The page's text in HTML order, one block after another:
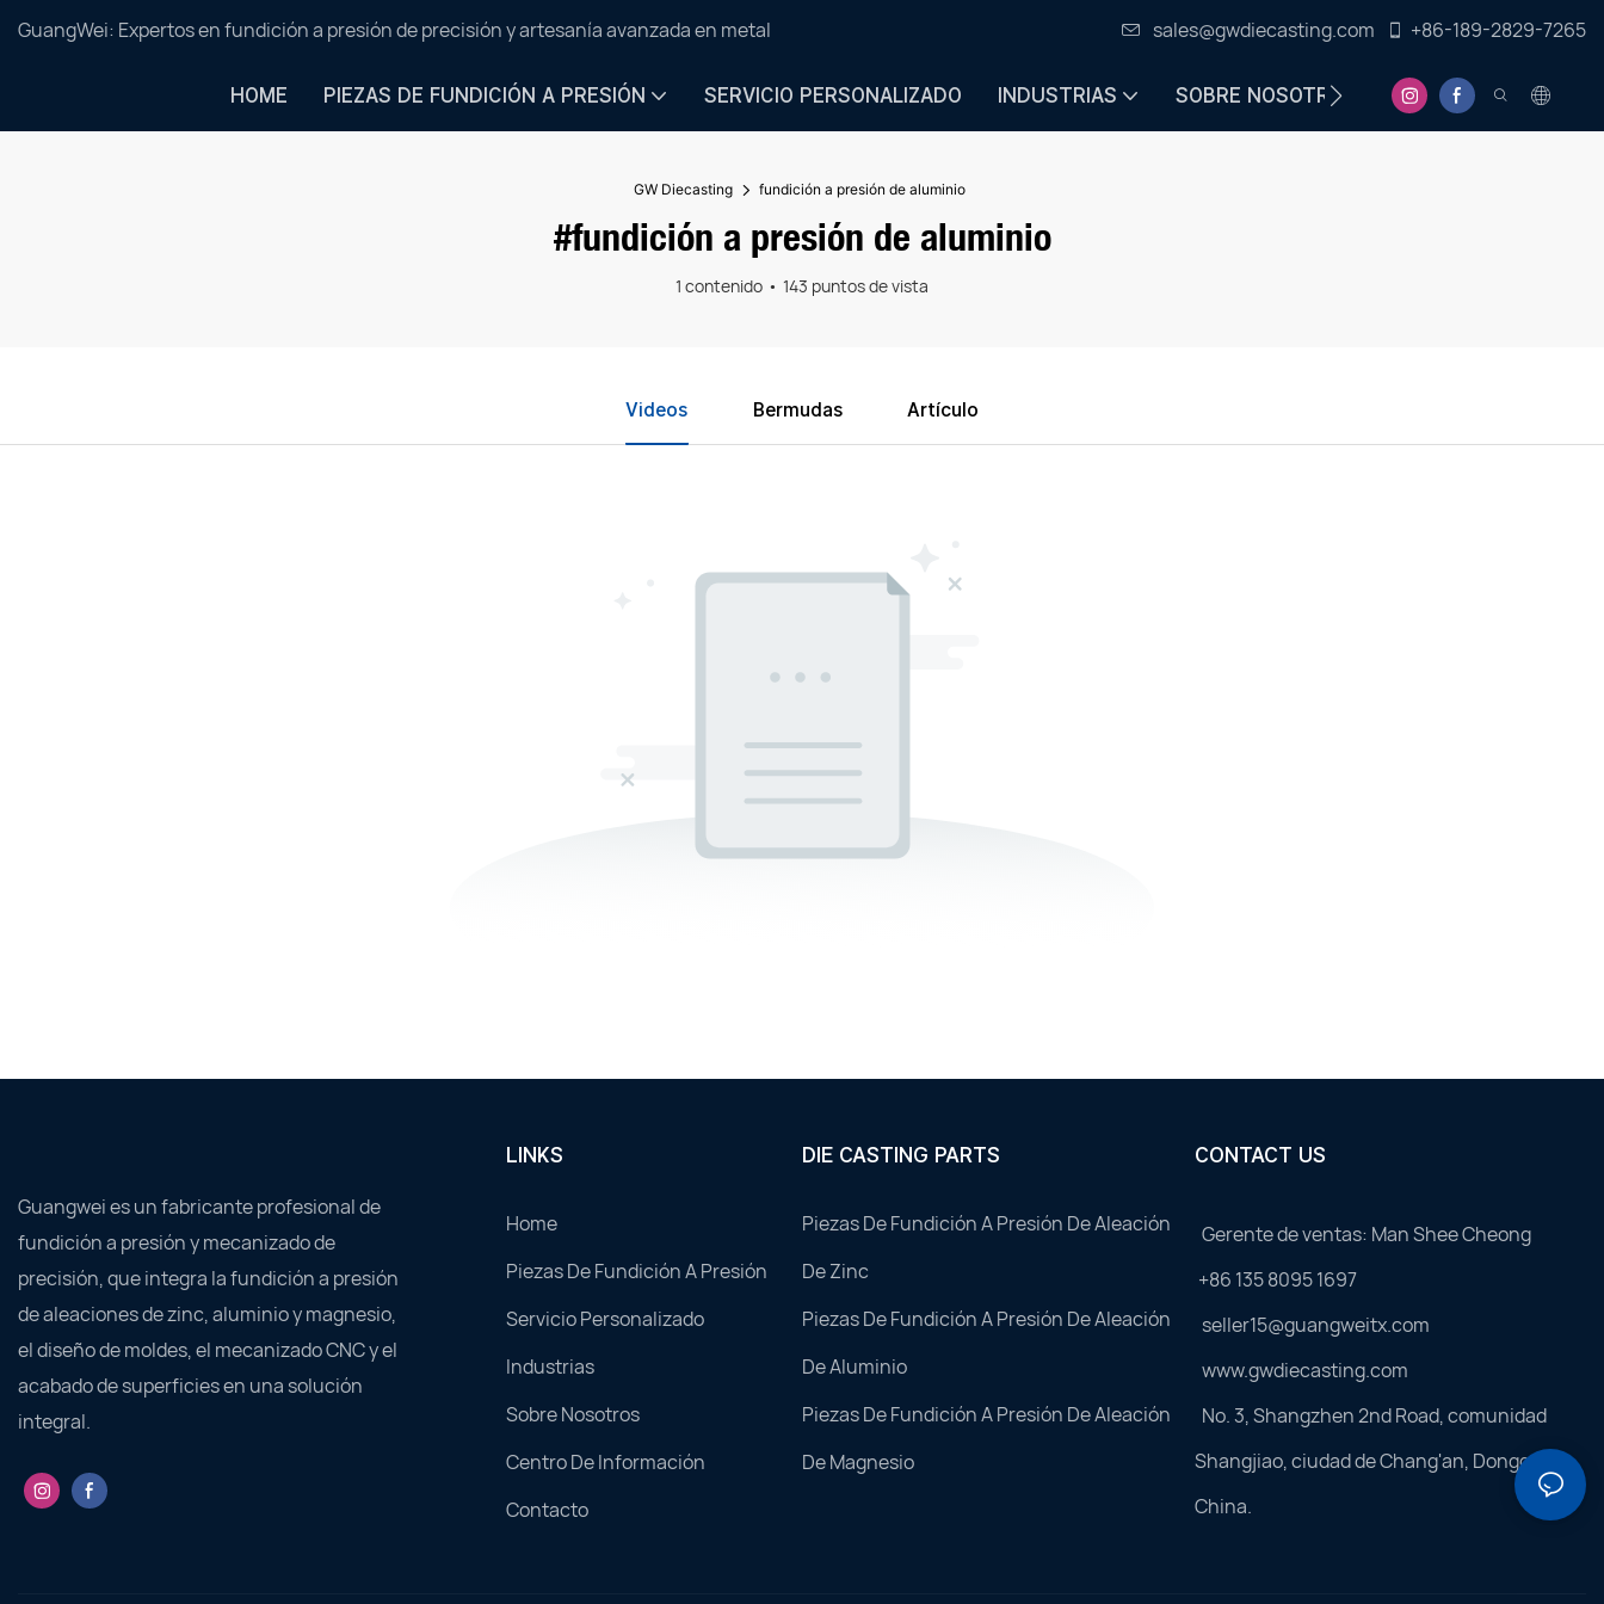
GuangWei: Expertos en fundición a presión de precisión y artesanía avanzada en metal sales@gwdiecasting.com +86-189-2829-7265
HOME PIEZAS DE FUNDICIÓN A PRESIÓN SERVICIO PERSONALIZADO INDUSTRIAS SOBRE NOSOTROS CENTRO DE
GW Diecasting fundición a presión de aluminio
#fundición a presión de aluminio
1 contenido 143 puntos de vista
Videos Bermudas Artículo
Guangwei es un fabricante profesional de
fundición a presión y mecanizado de
precisión, que integra la fundición a presión
de aleaciones de zinc, aluminio y magnesio,
el diseño de moldes, el mecanizado CNC y el
acabado de superficies en una solución
integral.
LINKS
Home
Piezas De Fundición A Presión
Servicio Personalizado
Industrias
Sobre Nosotros
Centro De Información
Contacto
DIE CASTING PARTS
Piezas De Fundición A Presión De Aleación
De Zinc
Piezas De Fundición A Presión De Aleación
De Aluminio
Piezas De Fundición A Presión De Aleación
De Magnesio
CONTACT US
Gerente de ventas: Man Shee Cheong
+86 135 8095 1697
seller15@guangweitx.com
www.gwdiecasting.com
No. 3, Shangzhen 2nd Road, comunidad
Shangjiao, ciudad de Chang'an, Dongguan,
China.